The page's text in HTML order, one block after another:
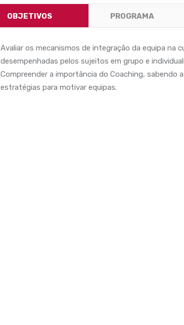
OBJETIVOS PROGRAMA
Avaliar os mecanismos de integração da equipa na
desempenhadas pelos sujeitos em grupo e
Compreender a importância do Coaching, sabendo
estratégias para motivar equipas.